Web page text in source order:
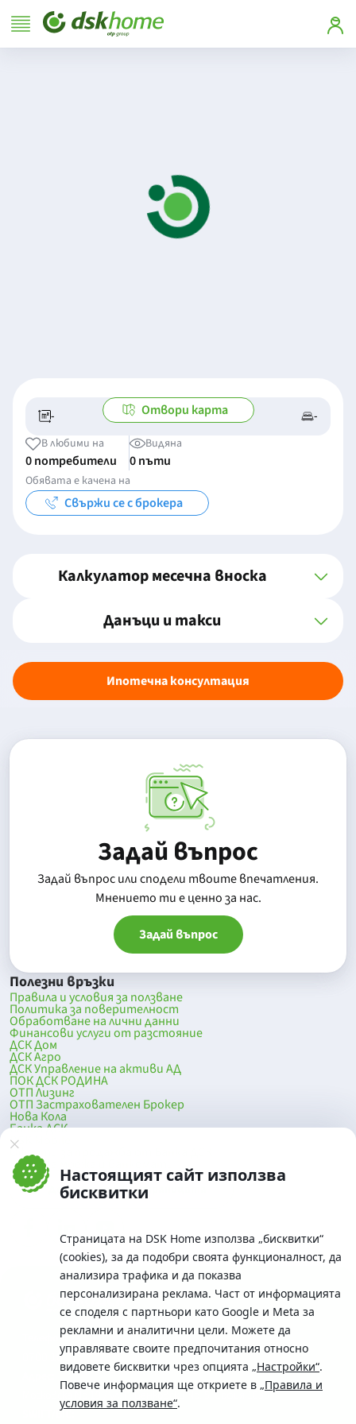
Настоящият сайт използва
бисквитки
Страницата на DSK Home използва „бисквитки“
(cookies), за да подобри своята функционалност, да
анализира трафика и да показва
персонализирана реклама. Част от информацията
се споделя с партньори като Google и Meta за
рекламни и аналитични цели. Можете да
управлявате своите предпочитания относно
видовете бисквитки чрез опцията „Настройки“.
Повече информация ще откриете в „Правила и
условия за ползване“.
- -/- -
Отвори карта
В любими на
0 потребители
Видяна
0 пъти
Обявата е качена на
Свържи се с брокера
Калкулатор месечна вноска
Данъци и такси
Ипотечна консултация
Задай въпрос
Задай въпрос или сподели твоите впечатления.
Mнението ти е ценно за нас.
Задай въпрос
Полезни връзки
Правила и условия за ползване
Политика за поверителност
Обработване на лични данни
Финансови услуги от разстояние
ДСК Дом
ДСК Агро
ДСК Управление на активи АД
ПОК ДСК РОДИНА
ОТП Лизинг
ОТП Застрахователен Брокер
Нова Кола
Банка ДСК
DSK Mobile
Оферти за продажба от Банка ДСК
Клонова мрежа и банкомати
До началото на страницата
Телефон:
0700 10 375 / *2375
Московска No.19 / ул. Г. Бенковски No. 5, София 1036
SWIFT/BIC: